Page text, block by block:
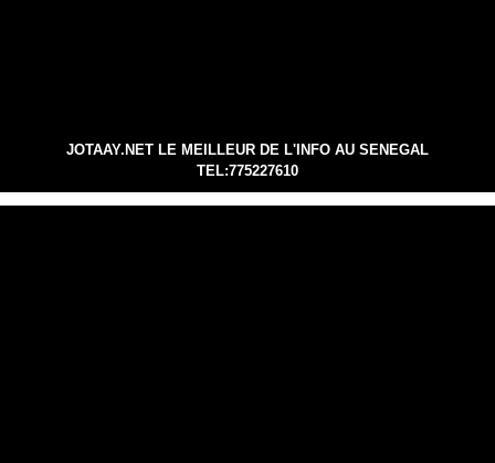
JOTAAY.NET LE MEILLEUR DE L'INFO AU SENEGAL
TEL:775227610